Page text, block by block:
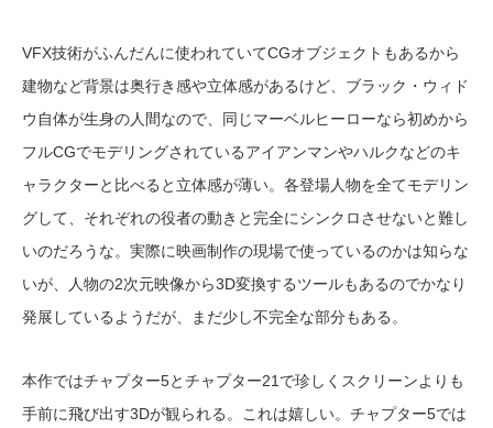
VFX技術がふんだんに使われていてCGオブジェクトもあるから
建物など背景は奥行き感や立体感があるけど、ブラック・ウィド
ウ自体が生身の人間なので、同じマーベルヒーローなら初めから
フルCGでモデリングされているアイアンマンやハルクなどのキ
ャラクターと比べると立体感が薄い。各登場人物を全てモデリン
グして、それぞれの役者の動きと完全にシンクロさせないと難し
いのだろうな。実際に映画制作の現場で使っているのかは知らな
いが、人物の2次元映像から3D変換するツールもあるのでかなり
発展しているようだが、まだ少し不完全な部分もある。
本作ではチャプター5とチャプター21で珍しくスクリーンよりも
手前に飛び出す3Dが観られる。これは嬉しい。チャプター5では